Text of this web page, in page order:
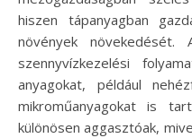
hiszen tápanyagban
növények növekedését.
szennyvízkezelési
anyagokat, például
mikroműanyagokat is
különösen aggasztóak,